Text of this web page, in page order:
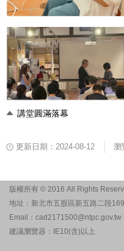
講堂圓滿落幕
更新日期：2024-08-12 瀏
版權所有 © 2016 All Rights
地址：新北市五股區新五路二段
Email：cad2171500@ntpc.gov.tw
建議瀏覽器：IE10(含)以上